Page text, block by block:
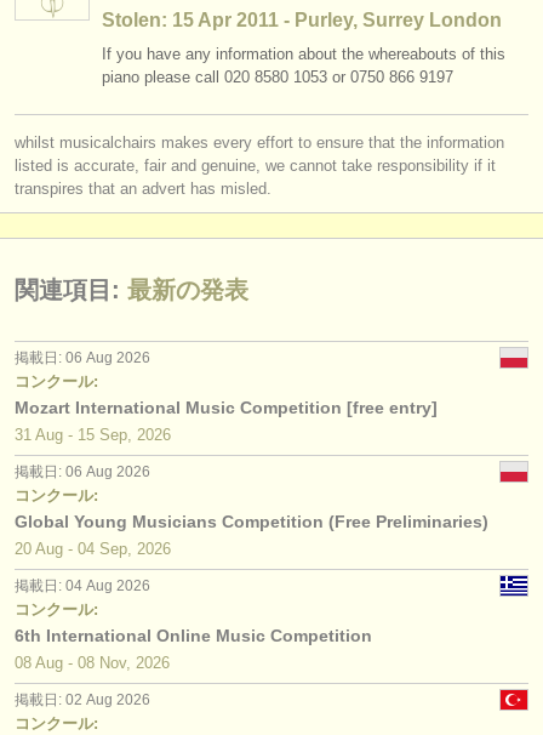
出版社:
掲載方法
ATSfaq
ログイン
Stolen: 15 Apr 2011 - Purley, Surrey London
If you have any information about the whereabouts of this
piano please call 020 8580 1053 or 0750 866 9197
whilst musicalchairs makes every effort to ensure that the information
listed is accurate, fair and genuine, we cannot take responsibility if it
transpires that an advert has misled.
関連項目: 最新の発表
掲載日: 06 Aug 2026
コンクール:
Mozart International Music Competition [free entry]
31 Aug - 15 Sep, 2026
掲載日: 06 Aug 2026
コンクール:
Global Young Musicians Competition (Free Preliminaries)
20 Aug - 04 Sep, 2026
掲載日: 04 Aug 2026
コンクール:
6th International Online Music Competition
08 Aug - 08 Nov, 2026
掲載日: 02 Aug 2026
コンクール: